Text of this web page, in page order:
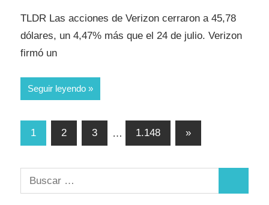
TLDR Las acciones de Verizon cerraron a 45,78
dólares, un 4,47% más que el 24 de julio. Verizon
firmó un
Seguir leyendo
Paginación
entradas
1 2 3 … 1.148
Entradas
»
Buscar: